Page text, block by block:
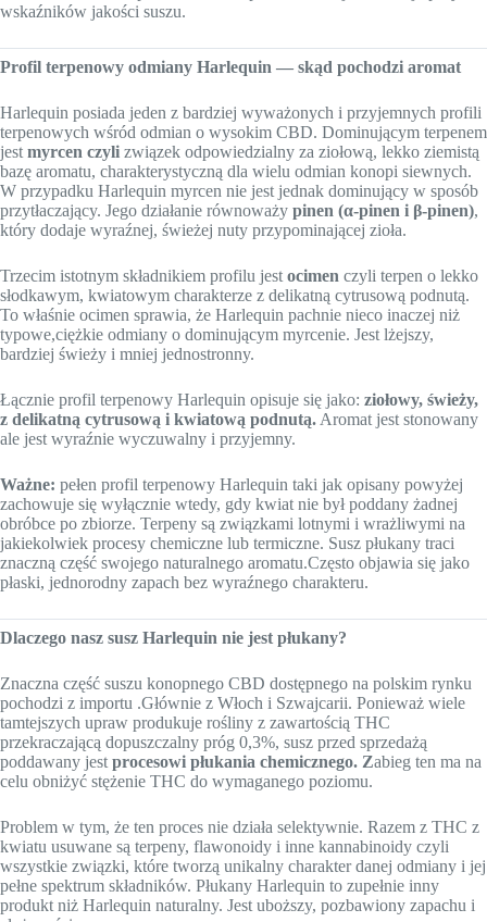
wskaźników jakości suszu.
Profil terpenowy odmiany Harlequin — skąd pochodzi aromat
Harlequin posiada jeden z bardziej wyważonych i przyjemnych profili
terpenowych wśród odmian o wysokim CBD. Dominującym terpenem
jest myrcen czyli związek odpowiedzialny za ziołową, lekko ziemistą
bazę aromatu, charakterystyczną dla wielu odmian konopi siewnych.
W przypadku Harlequin myrcen nie jest jednak dominujący w sposób
przytłaczający. Jego działanie równoważy pinen (α-pinen i β-pinen),
który dodaje wyraźnej, świeżej nuty przypominającej zioła.
Trzecim istotnym składnikiem profilu jest ocimen czyli terpen o lekko
słodkawym, kwiatowym charakterze z delikatną cytrusową podnutą.
To właśnie ocimen sprawia, że Harlequin pachnie nieco inaczej niż
typowe,ciężkie odmiany o dominującym myrcenie. Jest lżejszy,
bardziej świeży i mniej jednostronny.
Łącznie profil terpenowy Harlequin opisuje się jako: ziołowy, świeży,
z delikatną cytrusową i kwiatową podnutą. Aromat jest stonowany
ale jest wyraźnie wyczuwalny i przyjemny.
Ważne: pełen profil terpenowy Harlequin taki jak opisany powyżej
zachowuje się wyłącznie wtedy, gdy kwiat nie był poddany żadnej
obróbce po zbiorze. Terpeny są związkami lotnymi i wrażliwymi na
jakiekolwiek procesy chemiczne lub termiczne. Susz płukany traci
znaczną część swojego naturalnego aromatu.Często objawia się jako
płaski, jednorodny zapach bez wyraźnego charakteru.
Dlaczego nasz susz Harlequin nie jest płukany?
Znaczna część suszu konopnego CBD dostępnego na polskim rynku
pochodzi z importu .Głównie z Włoch i Szwajcarii. Ponieważ wiele
tamtejszych upraw produkuje rośliny z zawartością THC
przekraczającą dopuszczalny próg 0,3%, susz przed sprzedażą
poddawany jest procesowi płukania chemicznego. Zabieg ten ma na
celu obniżyć stężenie THC do wymaganego poziomu.
Problem w tym, że ten proces nie działa selektywnie. Razem z THC z
kwiatu usuwane są terpeny, flawonoidy i inne kannabinoidy czyli
wszystkie związki, które tworzą unikalny charakter danej odmiany i jej
pełne spektrum składników. Płukany Harlequin to zupełnie inny
produkt niż Harlequin naturalny. Jest uboższy, pozbawiony zapachu i